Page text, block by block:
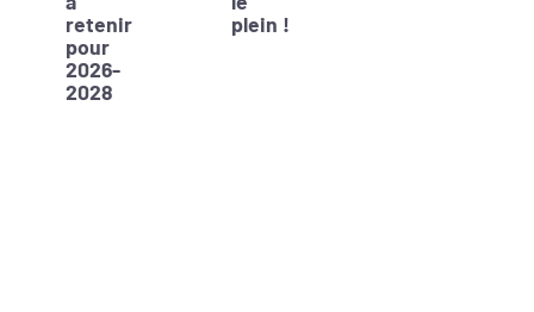
retenir
pour
2026-
2028
plein !